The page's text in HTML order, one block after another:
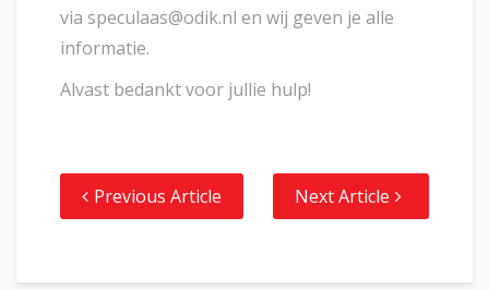
via speculaas@odik.nl en wij geven je alle
informatie.
Alvast bedankt voor jullie hulp!
Previous Article Next Article